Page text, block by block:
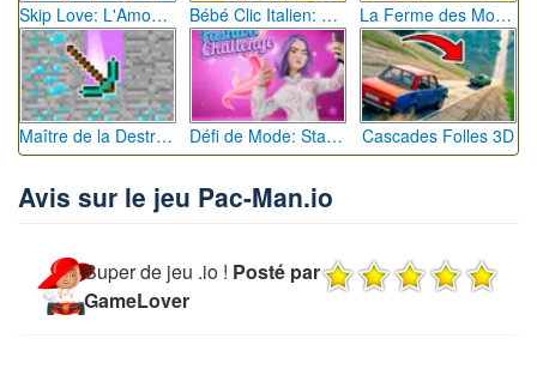
Skip Love: L'Amour en Péril Bébé Clic Italien: La Folie des Petits Bambins La Ferme des Mots - Cultivez votre Vocabulaire
Maître de la Destruction: Fusion de Pioches Défi de Mode: Star du Podium Cascades Folles 3D
Avis sur le jeu Pac-Man.io
Super de jeu .io ! Posté par
GameLover